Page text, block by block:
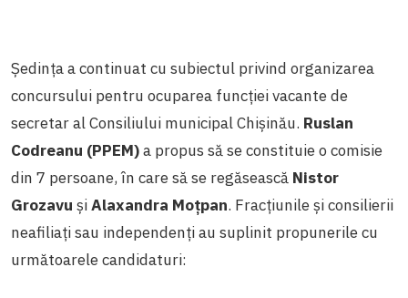
Ședința a continuat cu subiectul privind organizarea
concursului pentru ocuparea funcției vacante de
secretar al Consiliului municipal Chișinău. Ruslan
Codreanu (PPEM)a propus să se constituie o comisie
din 7 persoane, în care să se regăsească Nistor
Grozavu șiAlaxandra Moțpan. Fracțiunile și consilierii
neafiliați sau independenți au suplinit propunerile cu
următoarele candidaturi: